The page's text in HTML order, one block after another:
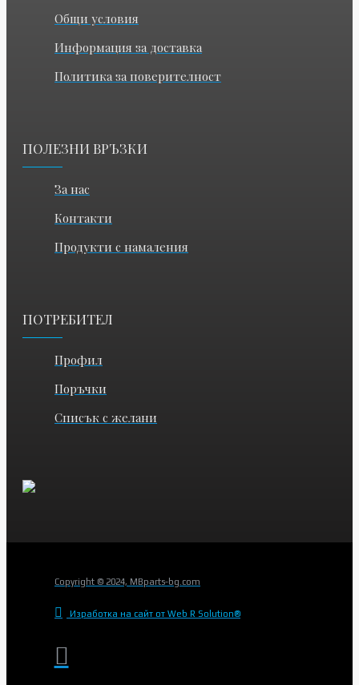
Общи условия
Информация за доставка
Политика за поверителност
ПОЛЕЗНИ ВРЪЗКИ
За нас
Контакти
Продукти с намаления
ПОТРЕБИТЕЛ
Профил
Поръчки
Списък с желани
Copyright © 2024, MBparts-bg.com
Изработка на сайт от Web R Solution®